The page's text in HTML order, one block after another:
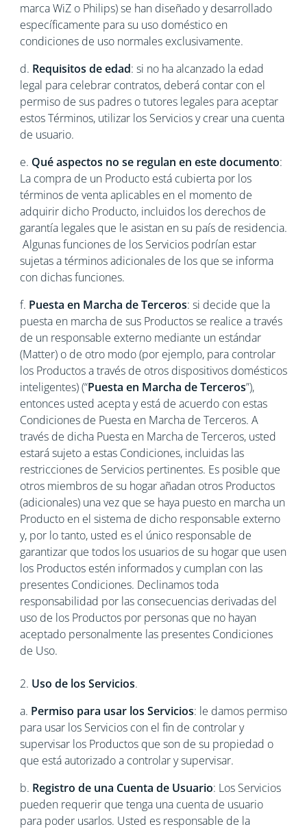
marca WiZ o Philips) se han diseñado y desarrollado
específicamente para su uso doméstico en
condiciones de uso normales exclusivamente.
d. Requisitos de edad: si no ha alcanzado la edad
legal para celebrar contratos, deberá contar con el
permiso de sus padres o tutores legales para aceptar
estos Términos, utilizar los Servicios y crear una cuenta
de usuario.
e. Qué aspectos no se regulan en este documento:
La compra de un Producto está cubierta por los
términos de venta aplicables en el momento de
adquirir dicho Producto, incluidos los derechos de
garantía legales que le asistan en su país de residencia.
Algunas funciones de los Servicios podrían estar
sujetas a términos adicionales de los que se informa
con dichas funciones.
f. Puesta en Marcha de Terceros: si decide que la
puesta en marcha de sus Productos se realice a través
de un responsable externo mediante un estándar
(Matter) o de otro modo (por ejemplo, para controlar
los Productos a través de otros dispositivos domésticos
inteligentes) (“Puesta en Marcha de Terceros”),
entonces usted acepta y está de acuerdo con estas
Condiciones de Puesta en Marcha de Terceros. A
través de dicha Puesta en Marcha de Terceros, usted
estará sujeto a estas Condiciones, incluidas las
restricciones de Servicios pertinentes. Es posible que
otros miembros de su hogar añadan otros Productos
(adicionales) una vez que se haya puesto en marcha un
Producto en el sistema de dicho responsable externo
y, por lo tanto, usted es el único responsable de
garantizar que todos los usuarios de su hogar que usen
los Productos estén informados y cumplan con las
presentes Condiciones. Declinamos toda
responsabilidad por las consecuencias derivadas del
uso de los Productos por personas que no hayan
aceptado personalmente las presentes Condiciones
de Uso.
2. Uso de los Servicios.
a. Permiso para usar los Servicios: le damos permiso
para usar los Servicios con el fin de controlar y
supervisar los Productos que son de su propiedad o
que está autorizado a controlar y supervisar.
b. Registro de una Cuenta de Usuario: Los Servicios
pueden requerir que tenga una cuenta de usuario
para poder usarlos. Usted es responsable de la